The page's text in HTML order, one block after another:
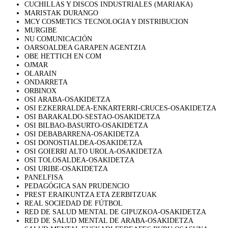
CUCHILLAS Y DISCOS INDUSTRIALES (MARIAKA)
MARISTAK DURANGO
MCY COSMETICS TECNOLOGIA Y DISTRIBUCION
MURGIBE
NU COMUNICACIÓN
OARSOALDEA GARAPEN AGENTZIA
OBE HETTICH EN COM
OJMAR
OLARAIN
ONDARRETA
ORBINOX
OSI ARABA-OSAKIDETZA
OSI EZKERRALDEA-ENKARTERRI-CRUCES-OSAKIDETZA
OSI BARAKALDO-SESTAO-OSAKIDETZA
OSI BILBAO-BASURTO-OSAKIDETZA
OSI DEBABARRENA-OSAKIDETZA
OSI DONOSTIALDEA-OSAKIDETZA
OSI GOIERRI ALTO UROLA-OSAKIDETZA
OSI TOLOSALDEA-OSAKIDETZA
OSI URIBE-OSAKIDETZA
PANELFISA
PEDAGÓGICA SAN PRUDENCIO
PREST ERAIKUNTZA ETA ZERBITZUAK
REAL SOCIEDAD DE FÚTBOL
RED DE SALUD MENTAL DE GIPUZKOA-OSAKIDETZA
RED DE SALUD MENTAL DE ARABA-OSAKIDETZA